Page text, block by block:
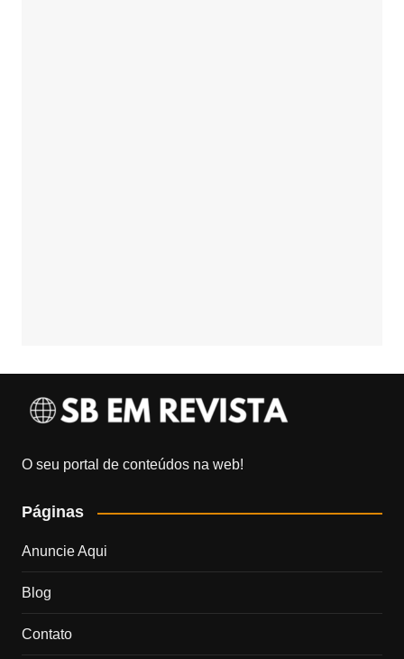
O seu portal de conteúdos na web!
Páginas
Anuncie Aqui
Blog
Contato